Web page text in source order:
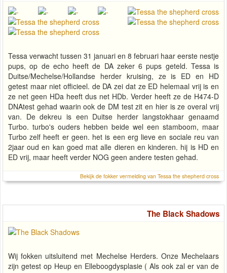
Tessa verwacht tussen 31 januari en 8 februari haar eerste nestje
pups, op de echo heeft de DA zeker 6 pups geteld. Tessa is
Duitse/Mechelse/Hollandse herder kruising, ze is ED en HD
getest maar niet officieel. de DA zei dat ze ED helemaal vrij is en
ze net geen HDa heeft dus net HDb. Verder heeft ze de H474-D
DNAtest gehad waarin ook de DM test zit en hier is ze overal vrij
van. De dekreu is een Duitse herder langstokhaar genaamd
Turbo. turbo's ouders hebben beide wel een stamboom, maar
Turbo zelf heeft er geen. het is een erg lieve en sociale reu van
2jaar oud en kan goed mat alle dieren en kinderen. hij is HD en
ED vrij, maar heeft verder NOG geen andere testen gehad.
Bekijk de fokker vermelding van Tessa the shepherd cross
The Black Shadows
Wij fokken uitsluitend met Mechelse Herders. Onze Mechelaars
zijn getest op Heup en Elleboogdysplasie ( Als ook zal er van de